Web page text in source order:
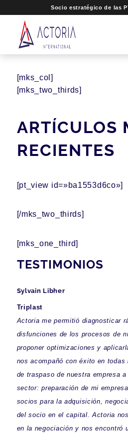
Socio estratégico de las
[mks_col]
[mks_two_thirds]
ARTÍCULOS
RECIENTES
[pt_view id=»ba1553d6co»]
[/mks_two_thirds]
[mks_one_third]
TESTIMONIOS
Sylvain Libher
Triplast
Actoria me permitió diagnosticar
disfunciones de los procesos de
proponer optimizaciones y
nos acompañó con éxito en
de traspaso de nuestra empresa
sector: preparación de mi
socios para la adquisición,
del socio en el capital. Actoria
en la negociación y nos encontró